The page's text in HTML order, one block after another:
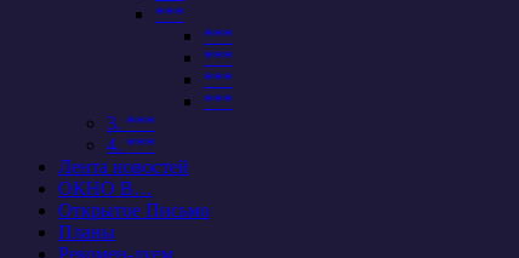
***
***
***
***
***
3. ***
4. ***
Лента новостей
ОКНО В…
Открытое Письмо
Планы